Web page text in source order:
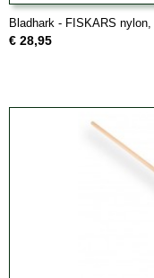
Bladhark - FISKARS
€ 28,95